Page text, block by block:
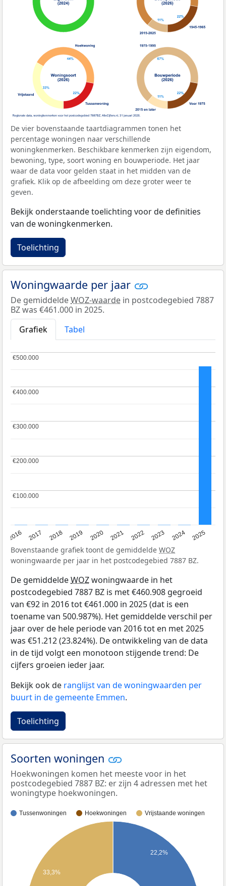
De vier bovenstaande taartdiagrammen tonen het
percentage woningen naar verschillende
woningkenmerken. Beschikbare kenmerken zijn eigendom,
bewoning, type, soort woning en bouwperiode. Het jaar
waar de data voor gelden staat in het midden van de
grafiek. Klik op de afbeelding om deze groter weer te
geven.
Bekijk onderstaande toelichting voor de definities
van de woningkenmerken.
Toelichting
Woningwaarde per jaar
De gemiddeldeWOZ-waarde in postcodegebied 7887
BZ was €461.000 in 2025.
Grafiek
Tabel
2016 2017 2018 2019 2020 2021 2022 2023 2024 2025
€100.000
€100.000
€200.000
€200.000
€300.000
€300.000
€400.000
€400.000
€500.000
€500.000
Bovenstaande grafiek toont de gemiddelde WOZ
woningwaarde per jaar in het postcodegebied 7887 BZ.
De gemiddeldeWOZwoningwaarde in het
postcodegebied 7887 BZ is met €460.908 gegroeid
van €92 in 2016 tot €461.000 in 2025 (dat is een
toename van 500.987%). Het gemiddelde verschil per
jaar over de hele periode van 2016 tot en met 2025
was €51.212 (23.824%). De ontwikkeling van de data
in de tijd volgt een monotoon stijgende trend: De
cijfers groeien ieder jaar.
Bekijk ook de ranglijst van de woningwaarden per
buurt in de gemeente Emmen.
Toelichting
Soorten woningen
Hoekwoningen komen het meeste voor in het
postcodegebied 7887 BZ: er zijn 4 adressen met het
woningtype hoekwoningen.
Tussenwoningen Hoekwoningen Vrijstaande woningen
22,2%
33,3%